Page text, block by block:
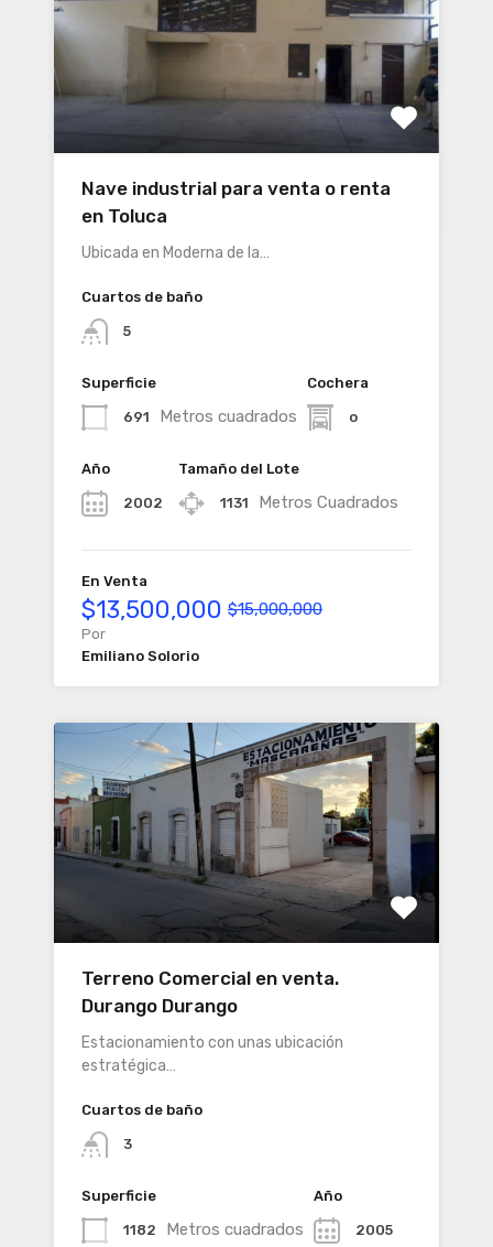
Nave industrial para venta o renta
en Toluca
Ubicada en Moderna de la…
Cuartos de baño
5
Superficie
691 Metros cuadrados
Cochera
o
Año
2002
Tamaño del Lote
1131 Metros Cuadrados
En Venta
$13,500,000 $15,000,000
Por
Emiliano Solorio
Terreno Comercial en venta.
Durango Durango
Estacionamiento con unas ubicación
estratégica…
Cuartos de baño
3
Superficie
1182 Metros cuadrados
Año
2005